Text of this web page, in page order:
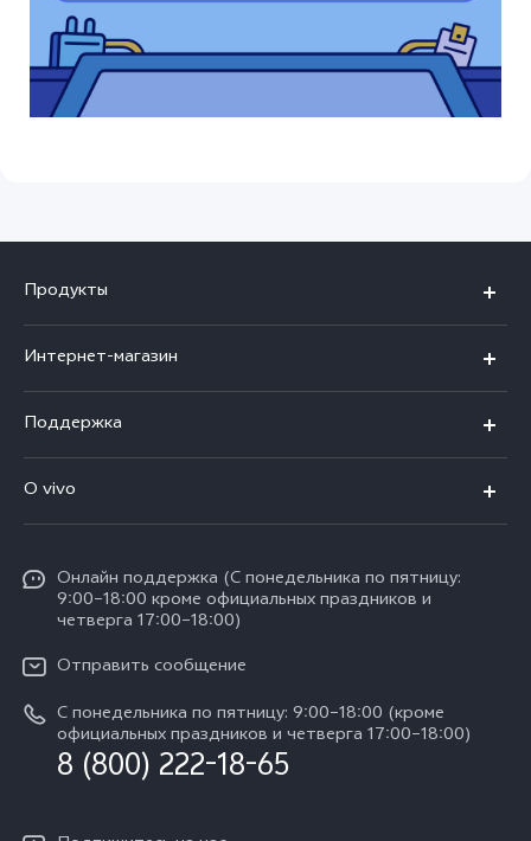
Продукты
X300 FE
V70 FE
V70
Y31d
Y11d
Интернет-магазин
V60 5G
V60 Lite
V40 Lite
Y04s
Поддержка
FAQs
Funtouch OS
Сервисные центры
IMEI аутентификация
Запрос стоимости запчастей
Обновление системы
O vivo
Пресс-центр
Карьера в vivo
Юридическая информация
О нас
Социальная ответственность
Oнлайн поддержка (С понедельника по пятницу:
9:00–18:00 кроме официальных праздников и
четверга 17:00–18:00)
Отправить сообщение
С понедельника по пятницу: 9:00–18:00 (кроме
официальных праздников и четверга 17:00–18:00)
8 (800) 222-18-65